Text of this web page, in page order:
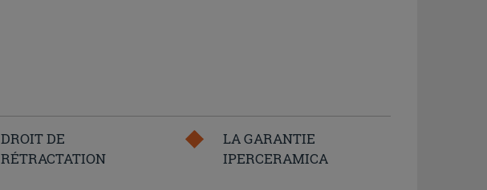
DROIT DE
RÉTRACTATION
LA GARANTIE
IPERCERAMICA